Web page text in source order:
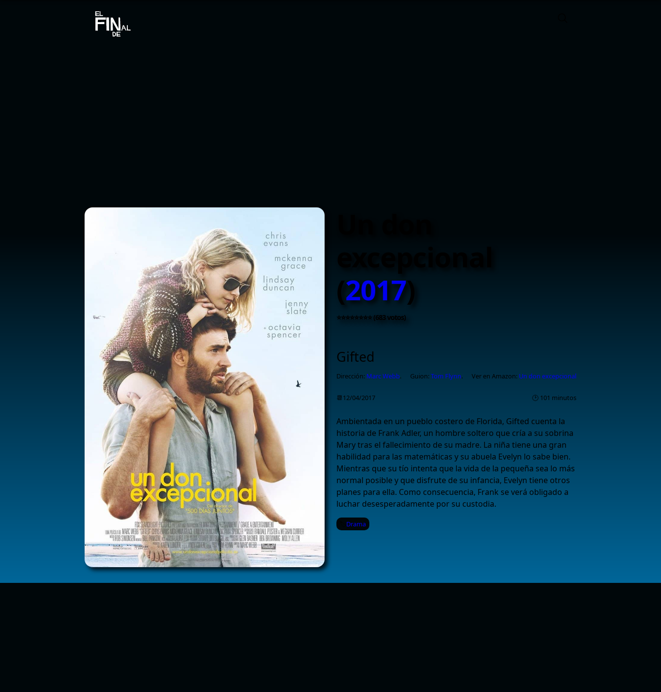
(2017)
⭐⭐⭐⭐⭐⭐⭐⭐ (683 votos)
Gifted
Dirección: Marc Webb. Guion:Tom Flynn. Ver en Amazon: Un don excepcional
📆12/04/2017 🕑 101 minutos
Ambientada en un pueblo costero de Florida, Gifted cuenta la
historia de Frank Adler, un hombre soltero que cría a su sobrina
Mary tras el fallecimiento de su madre. La niña tiene una gran
habilidad para las matemáticas y su abuela Evelyn lo sabe bien.
Mientras que su tío intenta que la vida de la pequeña sea lo más
normal posible y que disfrute de su infancia, Evelyn tiene otros
planes para ella. Como consecuencia, Frank se verá obligado a
luchar desesperadamente por su custodia.
Drama